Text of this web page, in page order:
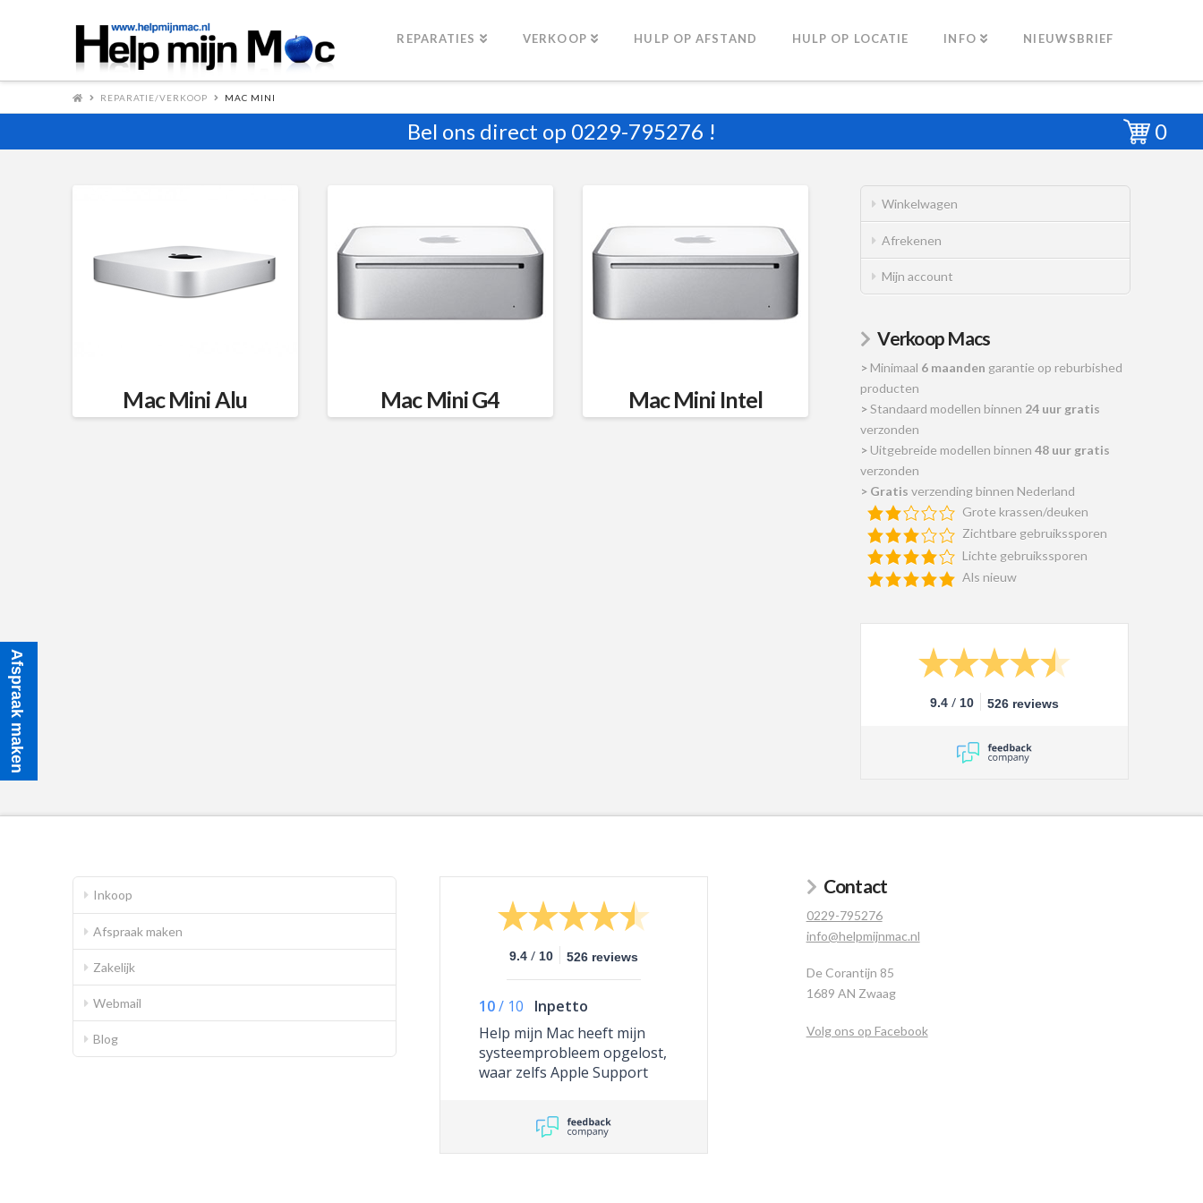
REPARATIES VERKOOP HULP OP AFSTAND HULP OP LOCATIE INFO NIEUWSBRIEF
REPARATIE/VERKOOP MAC MINI
Bel ons direct op 0229-795276 ! 0
Mac Mini Alu Mac Mini G4 Mac Mini Intel
Winkelwagen
Afrekenen
Mijn account
Verkoop Macs
> Minimaal 6 maanden garantie op reburbished
producten
>Standaard modellen binnen 24 uur gratis
verzonden
> Uitgebreide modellen binnen48 uur gratis
verzonden
> Gratis verzending binnen Nederland
Grote krassen/deuken
Zichtbare gebruikssporen
Lichte gebruikssporen
Als nieuw
9.4 / 10 526 reviews
Inkoop
Afspraak maken
Zakelijk
Webmail
Blog
9.4 / 10 526 reviews
10/ 10
Inpetto
Help mijn Mac heeft mijn
systeemprobleem opgelost,
waar zelfs Apple Support
Contact
0229-795276
info@helpmijnmac.nl
De Corantijn 85
1689 AN Zwaag
Volg ons op Facebook
Afspraak maken